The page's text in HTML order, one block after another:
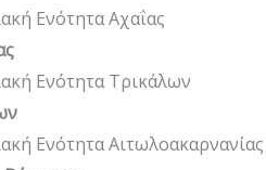
Ενότητα Αχαΐας
Ενότητα Τρικάλων
Ενότητα Αιτωλοακαρνανίας